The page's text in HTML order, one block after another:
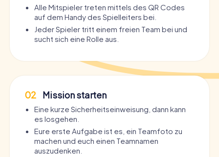
Alle Mitspieler treten mittels des QR Codes
auf dem Handy des Spielleiters bei.
Jeder Spieler tritt einem freien Team bei und
sucht sich eine Rolle aus.
02 Mission starten
Eine kurze Sicherheitseinweisung, dann kann
es losgehen.
Eure erste Aufgabe ist es, ein Teamfoto zu
machen und euch einen Teamnamen
auszudenken.